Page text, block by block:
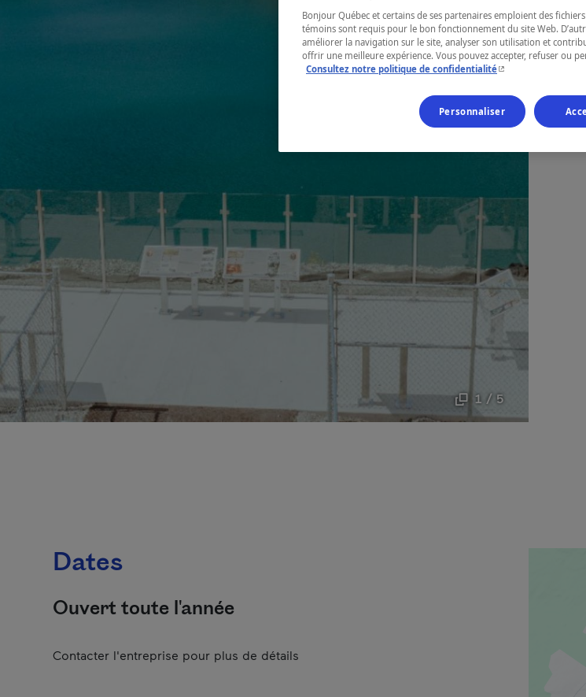
1 / 5
Dates
Ouvert toute l'année
Contacter l'entreprise pour plus de détails
Bonjour Québec et certains de ses partenaires emploient des
témoins sont requis pour le bon fonctionnement du site Web.
améliorer la navigation sur le site, analyser son utilisation et
offrir une meilleure expérience. Vous pouvez accepter, refuser ou
Consultez notre politique de confidentialité- Cet hyperlien
Personnaliser